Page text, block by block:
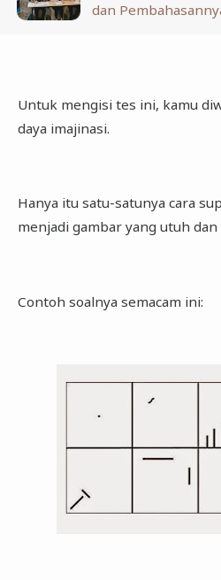
dan
Untuk mengisi tes ini, kamu
daya imajinasi.
Hanya itu satu-satunya cara
menjadi gambar yang utuh dan
Contoh soalnya semacam ini: